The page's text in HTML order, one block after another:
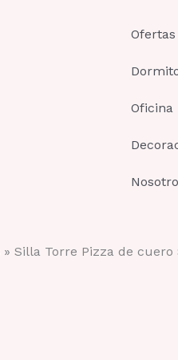
Ofertas
Oficina
» Silla Torre Pizza de cuero